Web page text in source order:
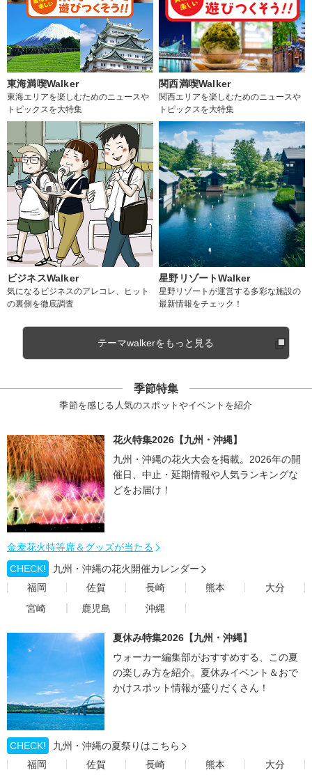
東海満喫Walker
東海エリアを楽しむためのニュースや
トピックスを大特集
関西満喫Walker
関西エリアを楽しむためのニュースや
トピックスを大特集
ビジネスWalker
気になるビジネスのアレコレ、ヒット
の裏側を徹底調査
星野リゾートWalker
星野リゾートが運営する多彩な施設の
最新情報をチェック！
テーマwalkerをもっと見る
季節特集
季節を感じる人気のスポットやイベントを紹介
花火特集2026【九州・沖縄】
九州・沖縄の花火大会を掲載。2026年の開
催日、中止・延期情報や人気ランキングな
どをお届け！
金麦花火特等席＆グッズが当たる
CHECK!
九州・沖縄の花火開催カレンダー
福岡
佐賀 長崎 熊本
大分
宮崎
鹿児島 沖縄
夏休み特集2026【九州・沖縄】
ウォーカー編集部がおすすめする、この夏
の楽しみ方を紹介。夏休みイベント＆おで
かけスポット情報が盛りだくさん！
CHECK!
九州・沖縄の夏祭りはこちら
福岡
佐賀 長崎 熊本
大分